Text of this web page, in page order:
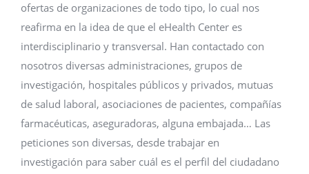
ofertas de organizaciones de todo tipo, lo cual nos
reafirma en la idea de que el eHealth Center es
interdisciplinario y transversal. Han contactado con
nosotros diversas administraciones, grupos de
investigación, hospitales públicos y privados, mutuas
de salud laboral, asociaciones de pacientes, compañías
farmacéuticas, aseguradoras, alguna embajada… Las
peticiones son diversas, desde trabajar en
investigación para saber cuál es el perfil del ciudadano